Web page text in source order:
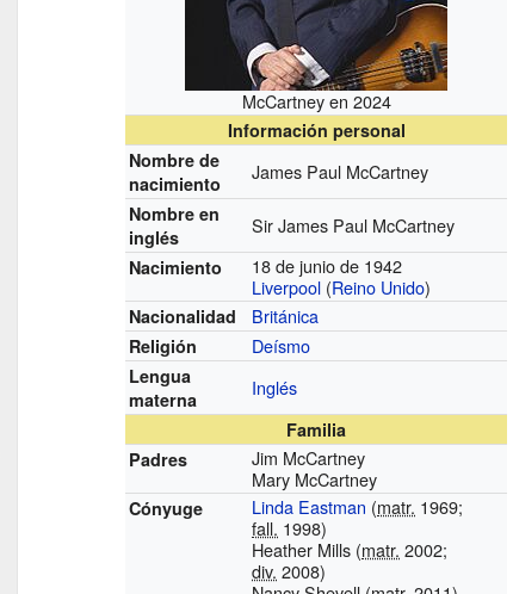
McCartney en 2024
Información personal
Nombre de
nacimiento
James Paul McCartney
Nombre en
inglés
Sir James Paul McCartney
Nacimiento
18 de junio de 1942
Liverpool (Reino Unido)
Nacionalidad Británica
Religión Deísmo
Lengua
materna
Inglés
Familia
Padres
Jim McCartney
Mary McCartney
Cónyuge Linda Eastman (matr. 1969;
fall. 1998)
Heather Mills (matr. 2002;
div. 2008)